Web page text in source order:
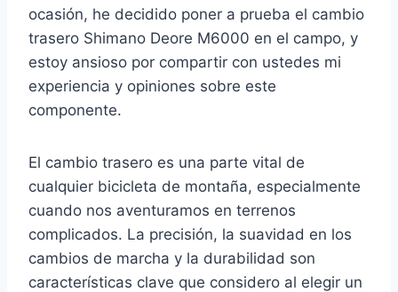
ocasión, he decidido poner a prueba el cambio
trasero Shimano Deore M6000 en el campo, y
estoy ansioso por compartir con ustedes mi
experiencia y opiniones sobre este
componente.
El cambio trasero es una parte vital de
cualquier bicicleta de montaña, especialmente
cuando nos aventuramos en terrenos
complicados. La precisión, la suavidad en los
cambios de marcha y la durabilidad son
características clave que considero al elegir un